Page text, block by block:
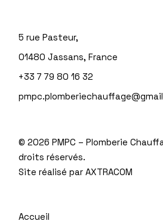
5 rue Pasteur,
01480 Jassans, France
+33 7 79 80 16 32
©2026 PMPC – Plomberie
droits réservés.
Site réalisé parAXTRACOM
Accueil